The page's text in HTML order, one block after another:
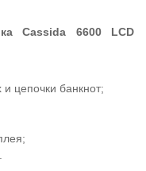
Cassida 6600 LCD
цепочки банкнот;